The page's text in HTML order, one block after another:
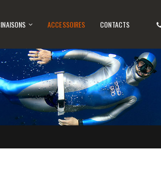
ACCESSOIRES CONTACTS